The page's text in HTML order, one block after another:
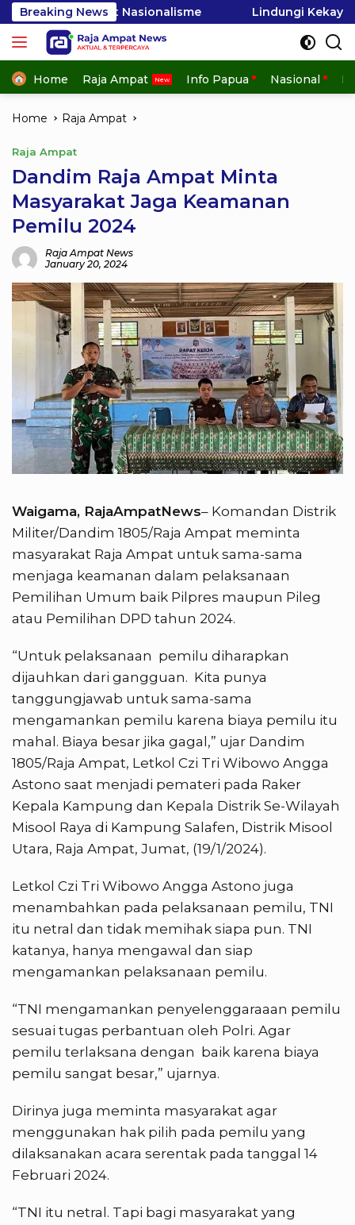
Skip
to
content
Breaking News
Nasionalisme Lindungi Kekayaan Laut Raja
Home Raja Ampat Info Papua Nasional
Home Raja Ampat
Raja Ampat
Dandim Raja Ampat Minta
Masyarakat Jaga Keamanan
Pemilu 2024
Raja Ampat News
January 20, 2024
Waigama, RajaAmpatNews– Komandan Distrik
Militer/Dandim 1805/Raja Ampat meminta
masyarakat Raja Ampat untuk sama-sama
menjaga keamanan dalam pelaksanaan
Pemilihan Umum baik Pilpres maupun Pileg
atau Pemilihan DPD tahun 2024.
“Untuk pelaksanaan pemilu diharapkan
dijauhkan dari gangguan. Kita punya
tanggungjawab untuk sama-sama
mengamankan pemilu karena biaya pemilu itu
mahal. Biaya besar jika gagal,” ujar Dandim
1805/Raja Ampat, Letkol Czi Tri Wibowo Angga
Astono saat menjadi pemateri pada Raker
Kepala Kampung dan Kepala Distrik Se-Wilayah
Misool Raya di Kampung Salafen, Distrik Misool
Utara, Raja Ampat, Jumat, (19/1/2024).
Letkol Czi Tri Wibowo Angga Astono juga
menambahkan pada pelaksanaan pemilu, TNI
itu netral dan tidak memihak siapa pun. TNI
katanya, hanya mengawal dan siap
mengamankan pelaksanaan pemilu.
“TNI mengamankan penyelenggaraaan pemilu
sesuai tugas perbantuan oleh Polri. Agar
pemilu terlaksana dengan baik karena biaya
pemilu sangat besar,” ujarnya.
Dirinya juga meminta masyarakat agar
menggunakan hak pilih pada pemilu yang
dilaksanakan acara serentak pada tanggal 14
Februari 2024.
“TNI itu netral. Tapi bagi masyarakat yang